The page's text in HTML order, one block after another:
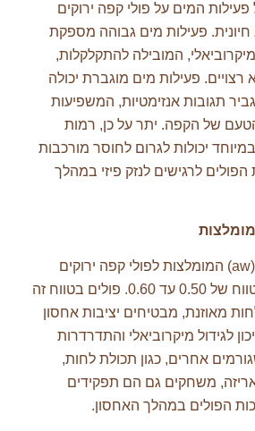
המים על פולי קפה ירוקים
פעילות מים גבוהה מספקת
המובילה להתקלקלות,
רצויים. פעילות מים מוגברת יכולה
תגובות אנזימטיות, המשפיעות
של הקפה. יתר על כן, רמות
יכולות לגרום לחוסר מורכבות
לרגישים לנזק פיזי במהלך
רמות פעילות המים (aw) המומלצות לפולי קפה ירוקים
נופלות בדרך כלל בטווח של 0.50 עד 0.60. פולים בטווח זה
מאוזנת, מבטיחים יציבות אחסון
לגידול מיקרוביאלי והתדרדרות
אחרים, כגון תכולת לחות,
משחקים גם הם תפקידים
הפולים במהלך האחסון.